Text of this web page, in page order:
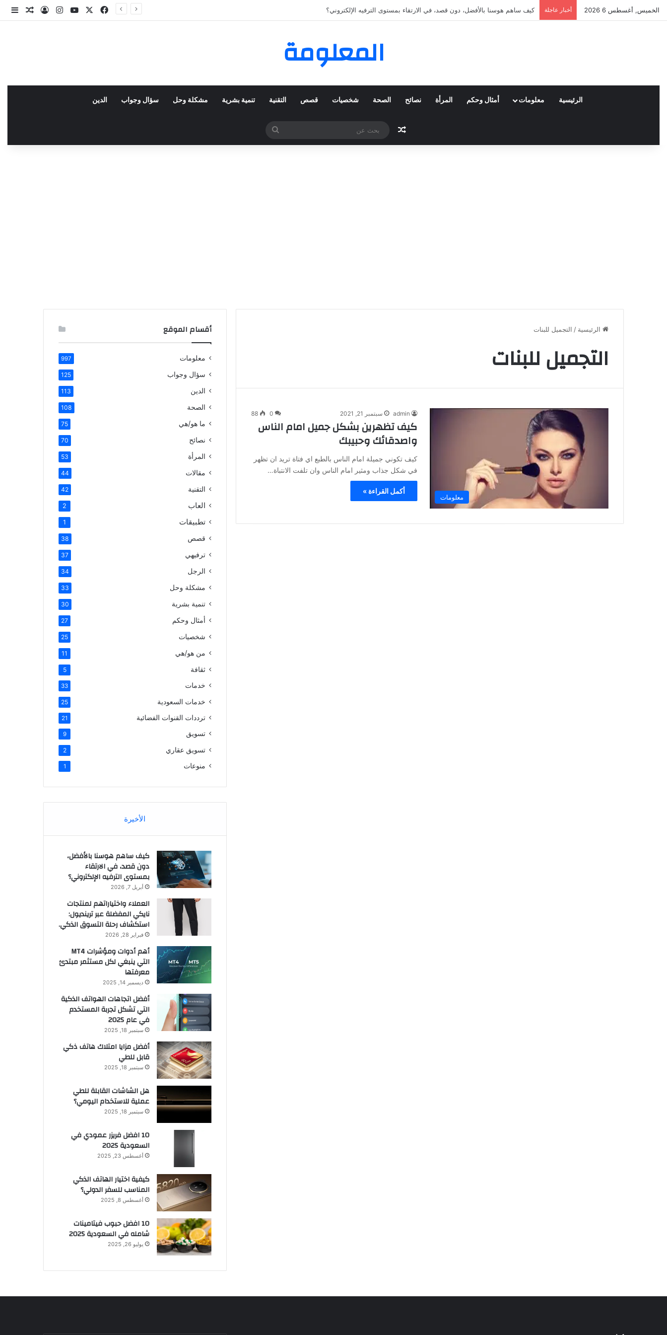
الخميس, أغسطس 6 2026 أخبار عاجلة العملاء واختياراتهم لمنتجات نايكي المفضلة عبر ترينديول: استكشاف رحلة التسوق الذكي. فيسبوك يوتيوبانستقرام
تسجيلمقال
المعلومة
الرئيسية معلومات أمثال وحكم المرأة نصائح الصحة شخصيات قصص التقنية تنمية بشرية مشكلة وحل سؤال وجواب الدين
مقال عشوائي
بحث
عن
الرئيسية / التجميل للبنات
التجميل للبنات
معلومات
admin سبتمبر 21, 2021 0
88
كيف تظهرين بشكل جميل امام الناس
واصدقائك وحبيبك
كيف تكوني جميلة امام الناس بالطبع اي فتاة تريد ان تظهر
في شكل جذاب ومثير امام الناس وان تلفت الانتباة…
أكمل القراءة »
أقسام الموقع
معلومات 997
سؤال وجواب 125
الدين 113
الصحة 108
ما هو/هي 75
نصائح 70
المرأة 53
مقالات 44
التقنية 42
العاب 2
تطبيقات 1
قصص 38
ترفيهي 37
الرجل 34
مشكلة وحل 33
تنمية بشرية 30
أمثال وحكم 27
شخصيات 25
من هو/هي 11
ثقافة 5
خدمات 33
خدمات السعودية 25
ترددات القنوات الفضائية 21
تسويق 9
تسويق عقاري 2
منوعات 1
الأخيرة
كيف ساهم هوسنا بالأفضل،
دون قصد، في الارتقاء
بمستوى الترفيه الإلكتروني؟
أبريل 7, 2026
العملاء واختياراتهم لمنتجات
نايكي المفضلة عبر ترينديول:
استكشاف رحلة التسوق الذكي.
فبراير 28, 2026
أهم أدوات ومؤشرات MT4
التي ينبغي لكل مستثمر مبتدئ
معرفتها
ديسمبر 14, 2025
أفضل اتجاهات الهواتف الذكية
التي تشكل تجربة المستخدم
في عام 2025
سبتمبر 18, 2025
أفضل مزايا امتلاك هاتف ذكي
قابل للطي
سبتمبر 18, 2025
هل الشاشات القابلة للطي
عملية للاستخدام اليومي؟
سبتمبر 18, 2025
10 افضل فريزر عمودي​ في
السعودية​ 2025
أغسطس 23, 2025
كيفية اختيار الهاتف الذكي
المناسب للسفر الدولي؟
أغسطس 8, 2025
10 افضل حبوب فيتامينات
شامله​ في السعودية 2025
يوليو 26, 2025